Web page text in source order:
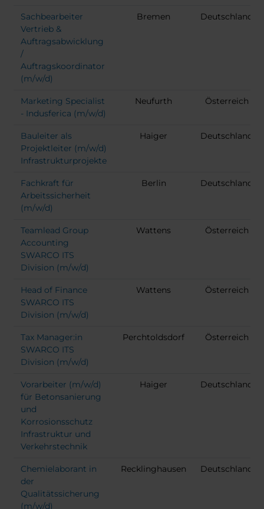
Sachbearbeiter
Vertrieb &
Auftragsabwicklung
/
Auftragskoordinator
(m/w/d)
Bremen Deutschland
Marketing Specialist
- Indusferica (m/w/d)
Neufurth Österreich
Bauleiter als
Projektleiter (m/w/d)
Infrastrukturprojekte
Haiger Deutschland
Fachkraft für
Arbeitssicherheit
(m/w/d)
Berlin Deutschland
Teamlead Group
Accounting
SWARCO ITS
Division (m/w/d)
Wattens Österreich
Head of Finance
SWARCO ITS
Division (m/w/d)
Wattens Österreich
Tax Manager:in
SWARCO ITS
Division (m/w/d)
Perchtoldsdorf Österreich
Vorarbeiter (m/w/d)
für Betonsanierung
und
Korrosionsschutz
Infrastruktur und
Verkehrstechnik
Haiger Deutschland
Chemielaborant in
der
Qualitätssicherung
(m/w/d)
Recklinghausen Deutschland